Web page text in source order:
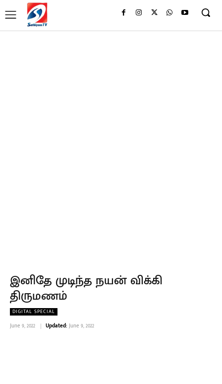
இனிதே முடிந்த நயன் விக்கி
திருமணம்
DIGITAL SPECIAL
June 9, 2022 Updated: June 9, 2022